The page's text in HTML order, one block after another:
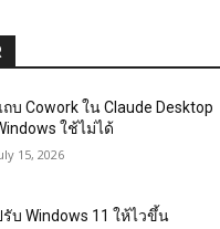
ถบ Cowork ใน Claude Desktop
ใช้ไม่ได้
15, 2026
บ Windows 11 ให้ไวขึ้น